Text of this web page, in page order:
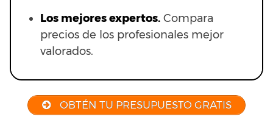
Los mejores expertos. Compara
precios de los profesionales mejor
valorados.
OBTÉN TU PRESUPUESTO GRATIS